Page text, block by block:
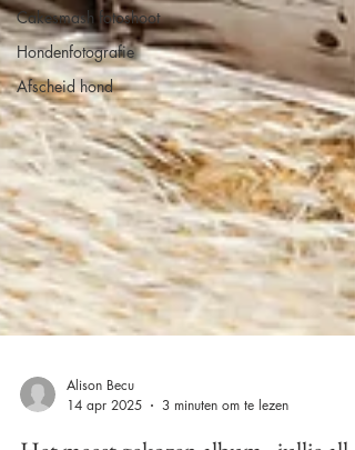
Cakesmash fotoshoot
Hondenfotografie
Afscheid hond